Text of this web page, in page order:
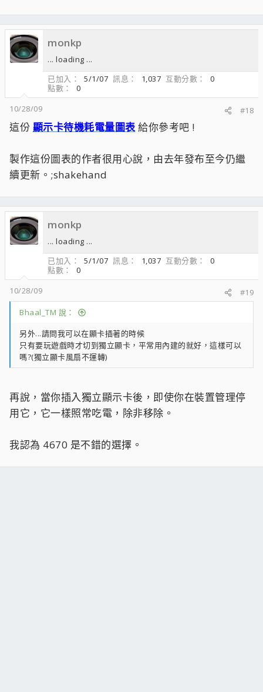
monkp
... loading ...
已加入
5/1/07 訊息 1,037 互動分數
0
點數
0
10/28/09
#18
這份 顯示卡待機耗電量圖表給你參考吧 !
製作這份圖表的作者很用心說，由去年發布至今仍繼
續更新。;shakehand
monkp
... loading ...
已加入
5/1/07 訊息 1,037 互動分數
0
點數
0
10/28/09
#19
Bhaal_TM 說：
另外...請問我可以在顯卡插著的時候
只有要玩遊戲時才切到獨立顯卡，平常用內建的就好，這樣可以
嗎?(獨立顯卡風扇不運轉)
再說，當你插入獨立顯示卡後，即使你在裝置管理停
用它，它一樣照常吃電，除非移除。
我認為 4670 是不錯的選擇。